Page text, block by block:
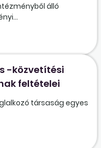
álló
-közvetítési
feltételei
társaság egyes